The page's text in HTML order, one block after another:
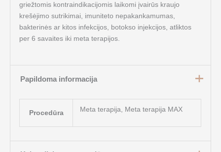
griežtomis kontraindikacijomis laikomi įvairūs kraujo
krešėjimo sutrikimai, imuniteto nepakankamumas,
bakterinės ar kitos infekcijos, botokso injekcijos, atliktos
per 6 savaites iki meta terapijos.
Papildoma informacija
Procedūra Meta terapija, Meta terapija MAX